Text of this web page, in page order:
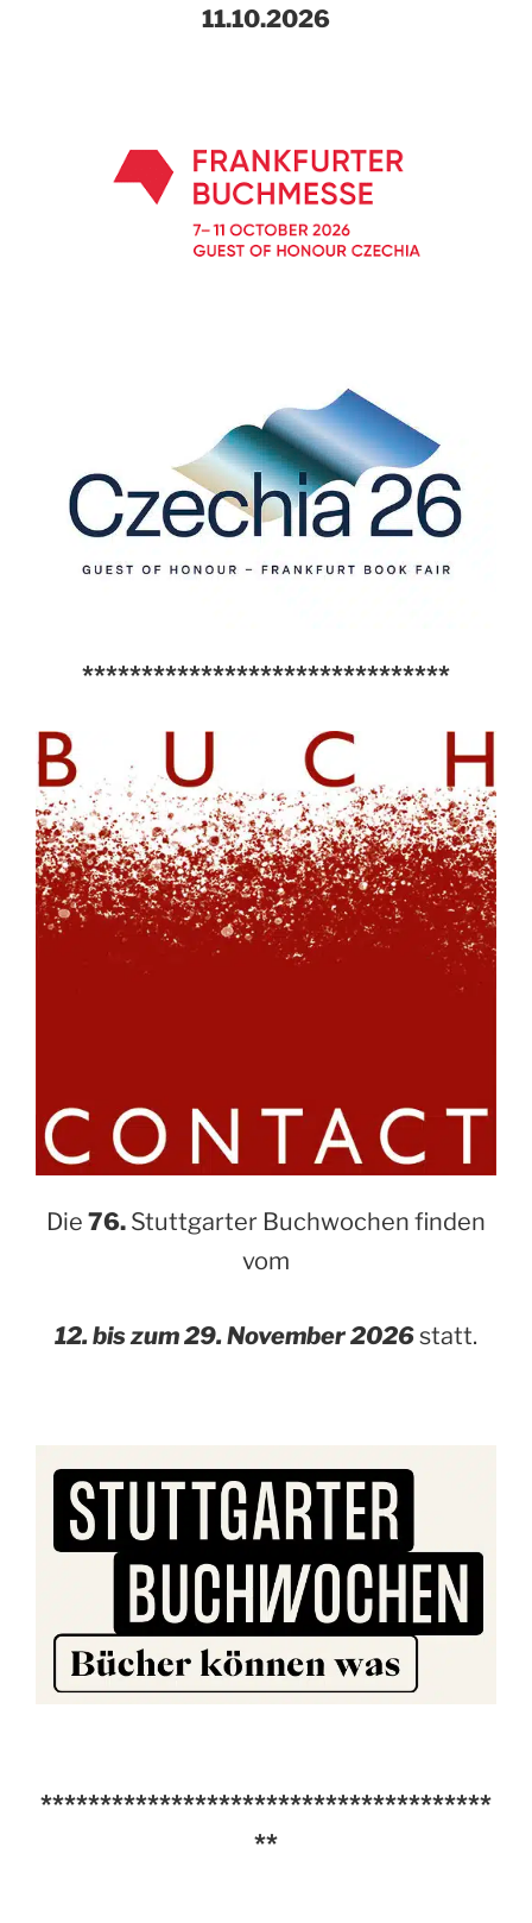
11.10.2026
*******************************
Die 76. Stuttgarter Buchwochen finden
vom
12. bis zum 29. November 2026statt.
**************************************
**